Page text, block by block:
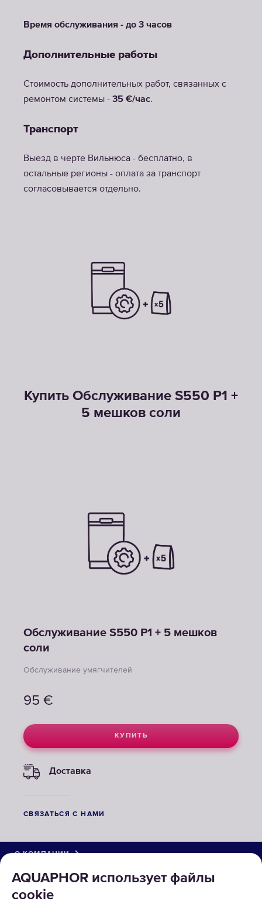
Время обслуживания - до 3 часов
Дополнительные работы
Стоимость дополнительных работ, связанных с
ремонтом системы - 35 €/час.
Транспорт
Выезд в черте Вильнюса - бесплатно, в
остальные регионы - оплата за транспорт
согласовывается отдельно.
Купить Обслуживание S550 P1 +
5 мешков соли
Обслуживание S550 P1 + 5 мешков
соли
Обслуживание умягчителей
95 €
КУПИТЬ
Доставка
СВЯЗАТЬСЯ С НАМИ
AQUAPHOR использует файлы
cookie
О КОМПАНИИ
КАТАЛОГ